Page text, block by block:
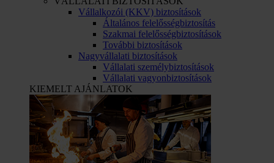
Vállalkozói (KKV) biztosítások
Általános felelősségbiztosítás
Szakmai felelősségbiztosítások
További biztosítások
Nagyvállalati biztosítások
Vállalati személybiztosítások
Vállalati vagyonbiztosítások
KIEMELT AJÁNLATOK